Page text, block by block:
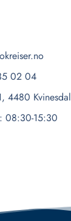
02 04
4480 Kvinesdal
08:30-15:30